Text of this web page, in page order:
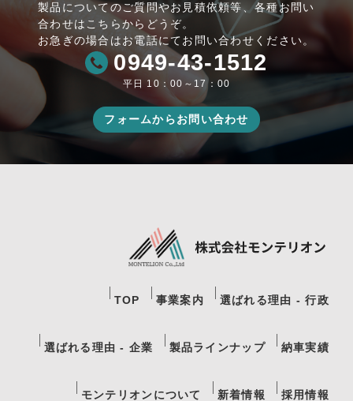
製品についてのご質問やお見積依頼等、各種お問い
合わせはこちらからどうぞ。
お急ぎの場合はお電話にてお問い合わせください。
0949-43-1512
平日 10：00～17：00
フォームからお問い合わせ
TOP 事業案内 選ばれる理由 - 行政
選ばれる理由 - 企業 製品ラインナップ 納車実績
モンテリオンについて 新着情報 採用情報